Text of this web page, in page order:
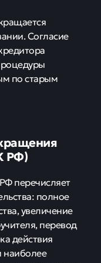
Согласие
по старым
РФ)
перечисляет
полное
увеличение
перевод
действия
наиболее